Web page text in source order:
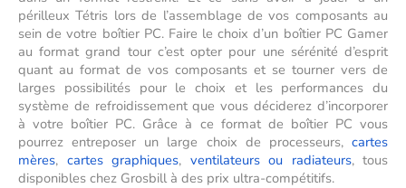
périlleux Tétris lors de l’assemblage de vos composants au
sein de votre boîtier PC. Faire le choix d’un boîtier PC Gamer
au format grand tour c’est opter pour une sérénité d’esprit
quant au format de vos composants et se tourner vers de
larges possibilités pour le choix et les performances du
système de refroidissement que vous déciderez d’incorporer
à votre boîtier PC. Grâce à ce format de boîtier PC vous
pourrez entreposer un large choix de processeurs,cartes
mères, cartes graphiques, ventilateurs ou radiateurs, tous
disponibles chez Grosbill à des prix ultra-compétitifs.